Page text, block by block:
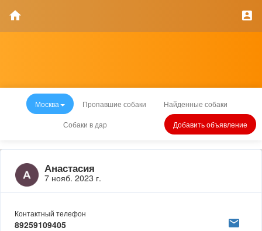
Москва Пропавшие собаки Найденные собаки
Собаки в дар Добавить объявление
Анастасия
7 нояб. 2023 г.
Контактный телефон
89259109405